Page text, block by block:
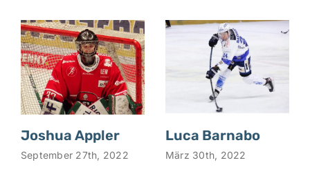
Joshua Appler
September 27th, 2022
Luca Barnabo
März 30th, 2022